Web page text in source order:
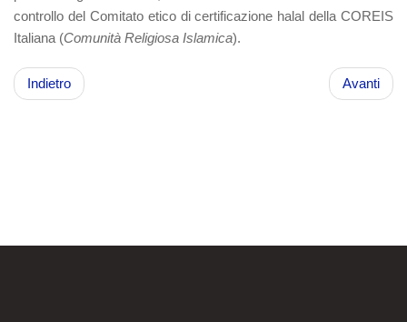
controllo del Comitato etico di certificazione halal della COREIS
Italiana (Comunità Religiosa Islamica).
Indietro Avanti